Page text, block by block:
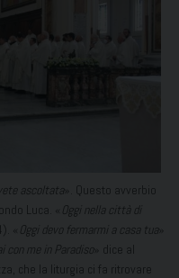
ascoltata ». Questo avverbio
Luca. «
Oggi nella città di
« Oggi devo fermarmi a casa tua
con me in Paradiso
» dice al
che la liturgia ci fa ritrovare